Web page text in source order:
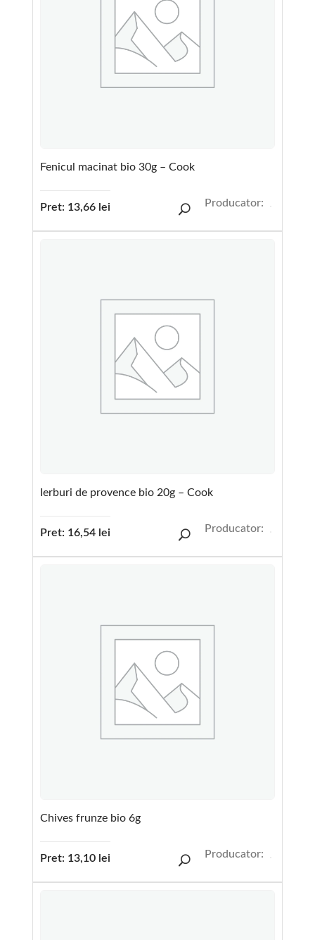
Fenicul macinat bio 30g – Cook
Pret: 13,66 lei Producator:
Ierburi de provence bio 20g – Cook
Pret: 16,54 lei Producator:
Chives frunze bio 6g
Pret: 13,10 lei Producator: